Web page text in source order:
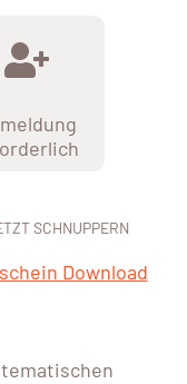
SCHNUPPERN
Download